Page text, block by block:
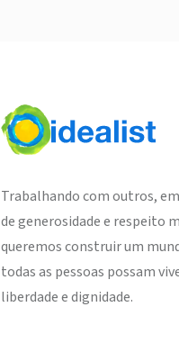
Trabalhando com outros,
de generosidade e respeito
queremos construir um
todas as pessoas possam
liberdade e dignidade.